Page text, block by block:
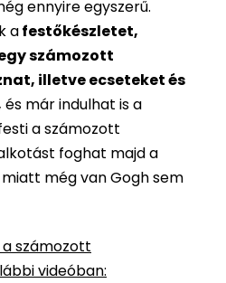
ennyire egyszerű.
afestőkészletet,
számozott
illetve ecseteket és
és már indulhat is a
a számozott
foghat majd a
még van Gogh sem
számozott
videóban: